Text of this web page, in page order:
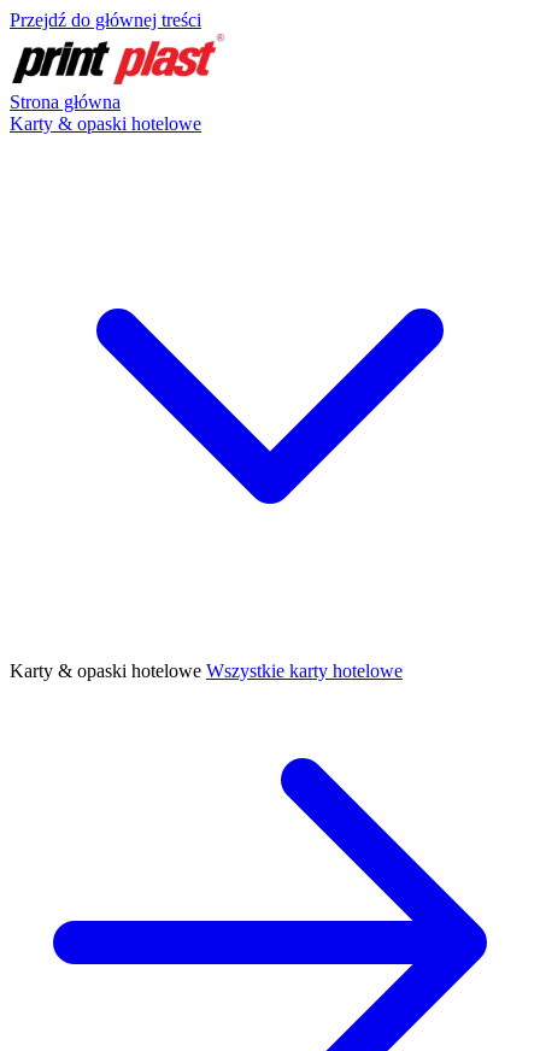
Przejdź do głównej treści
Strona główna
Karty & opaski hotelowe
Karty & opaski hotelowe Wszystkie karty hotelowe